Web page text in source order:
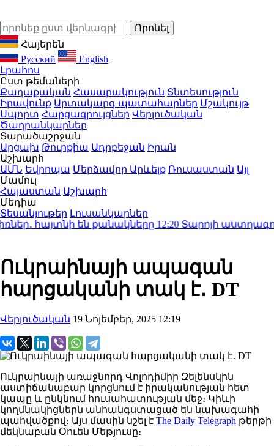
Հայերեն
Русский
English
Լրահոս
Ըստ թեմաների
Քաղաքական Հասարակություն Տնտեսություն
Իրավունք Արտակարգ պատահարներ Մշակույթ
Սպորտ Հարցազրույցներ Վերլուծական
Ծաղրանկարներ
Տարածաշրջան
Արցախ Թուրքիա Ադրբեջան Իրան
Աշխարհ
ԱՄՆ Եվրոպա Մերձավոր Արևելք Ռուսաստան Այլ
Մամուլ
Հայաստան Աշխարհ
Մեդիա
Տեսանյութեր Լուսանկարներ
հայտնի են քանակները12:20Տարոյի
Ուկրաինայի ապագան
հարցականի տակ է․ DT
Վերլուծական 19 Նոյեմբեր, 2025 12:19
Ուկրաինայի առաջնորդ Վոլոդիմիր Զելենսկին
աստիճանաբար կորցնում է իրականության հետ
կապը և ընկնում հուսահատության մեջ։ Կիևի
կողմնակիցներն անհանգստացած են նախագահի
պահվածքով։ Այս մասին նշել է The Daily Telegraph թերթի
մեկնաբան Օուեն Մեթյուսը։